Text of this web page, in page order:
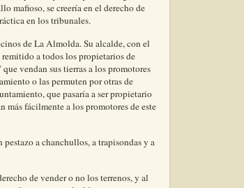
comer, creerían, primero, que es una
que no, que esa “sugerencia”
en los tribunales.
de La Almolda. Su alcalde, con el
a todos los propietarios de
vendan sus tierras a los promotores
o las permuten por otras de
que pasaría a ser propietario